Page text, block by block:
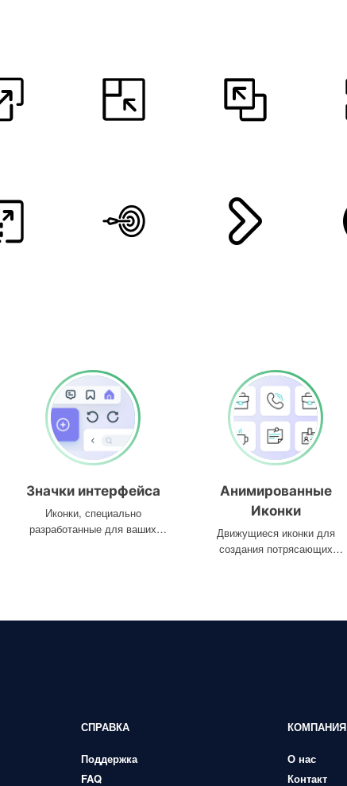
Значки интерфейса
Иконки, специально
разработанные для ваших
Анимированные
Иконки
Движущиеся иконки для
создания потрясающих
СПРАВКА
Поддержка
FAQ
КОМПАНИЯ
О нас
Контакт